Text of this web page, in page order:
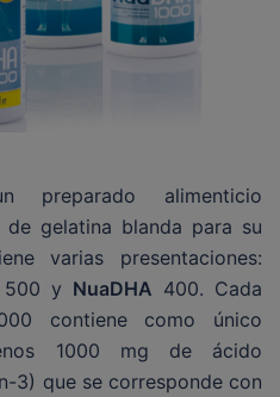
alimenticio
de gelatina blanda para su
varias presentaciones:
500 y NuaDHA 400. Cada
contiene como único
1000 mg de ácido
3) que se corresponde con